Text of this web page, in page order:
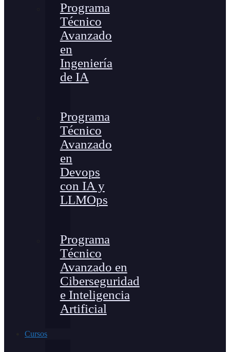
Programa
Técnico
Avanzado
en
Ingeniería
de IA
Programa
Técnico
Avanzado
en
Devops
con IA y
LLMOps
Programa
Técnico
Avanzado en
Ciberseguridad
e Inteligencia
Artificial
Cursos